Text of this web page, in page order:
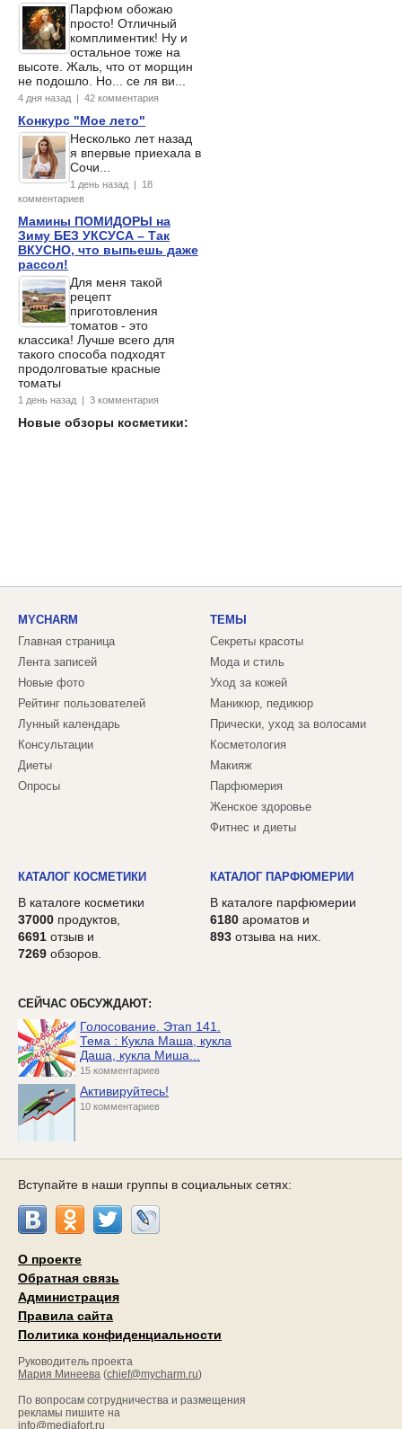
Парфюм обожаю
просто! Отличный
комплиментик! Ну и
остальное тоже на
высоте. Жаль, что от морщин
не подошло. Но... се ля ви...
4 дня назад | 42 комментария
Конкурс "Мое лето"
Несколько лет назад
я впервые приехала в
Сочи...
1 день назад | 18
комментариев
Мамины ПОМИДОРЫ на
Зиму БЕЗ УКСУСА – Так
ВКУСНО, что выпьешь даже
рассол!
Для меня такой
рецепт
приготовления
томатов - это
классика! Лучше всего для
такого способа подходят
продолговатые красные
томаты
1 день назад | 3 комментария
Новые обзоры косметики:
MYCHARM
Главная страница
Лента записей
Новые фото
Рейтинг пользователей
Лунный календарь
Консультации
Диеты
Опросы
ТЕМЫ
Секреты красоты
Мода и стиль
Уход за кожей
Маникюр, педикюр
Прически, уход за волосами
Косметология
Макияж
Парфюмерия
Женское здоровье
Фитнес и диеты
КАТАЛОГ КОСМЕТИКИ
В каталоге косметики
37000 продуктов,
6691 отзыв и
7269 обзоров.
КАТАЛОГ ПАРФЮМЕРИИ
В каталоге парфюмерии
6180 ароматов и
893 отзыва на них.
СЕЙЧАС ОБСУЖДАЮТ:
Голосование. Этап 141.
Тема : Кукла Маша, кукла
Даша, кукла Миша...
15 комментариев
Активируйтесь!
10 комментариев
Вступайте в наши группы в социальных сетях:
О проекте
Обратная связь
Администрация
Правила сайта
Политика конфиденциальности
Руководитель проекта
Мария Минеева (chief@mycharm.ru)
По вопросам сотрудничества и размещения
рекламы пишите на
info@mediafort.ru